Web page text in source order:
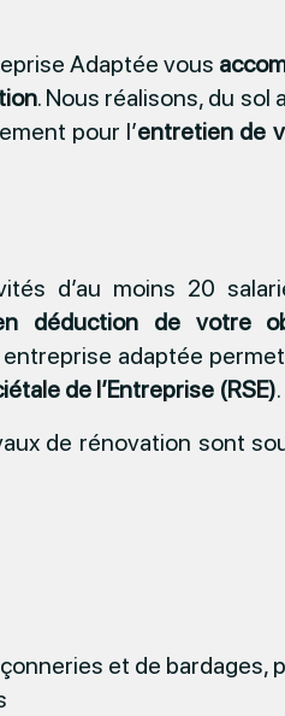
Adaptée vous
. Nous réalisons, du sol
pour l’entretien de
d’au moins 20
déduction de votre
entreprise adaptée
de l’Entreprise (RSE).
de rénovation sont
et de bardages,